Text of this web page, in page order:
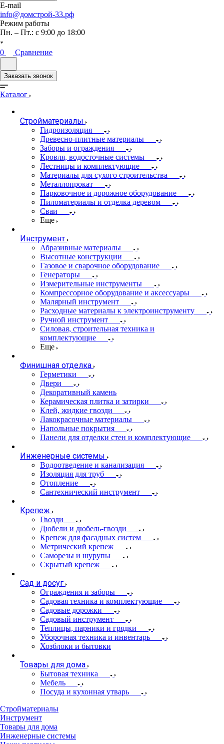
E-mail
info@домстрой-33.рф
Режим работы
Пн. – Пт.: с 9:00 до 18:00
0 Сравнение
Заказать звонок
Каталог
Стройматериалы
Гидроизоляция
Древесно-плитные материалы
Заборы и ограждения
Кровля, водосточные системы
Лестницы и комплектующие
Материалы для сухого строительства
Металлопрокат
Парковочное и дорожное оборудование
Пиломатериалы и отделка деревом
Сваи
Еще
Инструмент
Абразивные материалы
Высотные конструкции
Газовое и сварочное оборудование
Генераторы
Измерительные инструменты
Компрессорное оборудование и аксессуары
Малярный инструмент
Расходные материалы к электроинструменту
Ручной инструмент
Силовая, строительная техника и
комплектующие
Еще
Финишная отделка
Герметики
Двери
Декоративный камень
Керамическая плитка и затирки
Клей, жидкие гвозди
Лакокрасочные материалы
Напольные покрытия
Панели для отделки стен и комплектующие
Инженерные системы
Водоотведение и канализация
Изоляция для труб
Отопление
Сантехнический инструмент
Крепеж
Гвозди
Дюбели и дюбель-гвозди
Крепеж для фасадных систем
Метрический крепеж
Саморезы и шурупы
Скрытый крепеж
Сад и досуг
Ограждения и заборы
Садовая техника и комплектующие
Садовые дорожки
Садовый инструмент
Теплицы, парники и грядки
Уборочная техника и инвентарь
Хозблоки и бытовки
Товары для дома
Бытовая техника
Мебель
Посуда и кухонная утварь
Стройматериалы
Инструмент
Товары для дома
Инженерные системы